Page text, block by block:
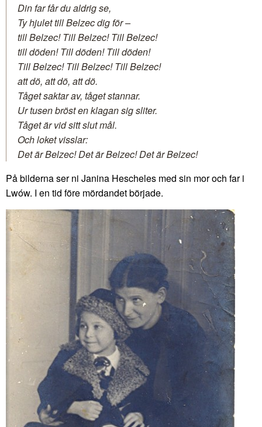
Din far får du aldrig se,
Ty hjulet till Belzec dig för –
till Belzec! Till Belzec! Till Belzec!
till döden! Till döden! Till döden!
Till Belzec! Till Belzec! Till Belzec!
att dö, att dö, att dö.
Tåget saktar av, tåget stannar.
Ur tusen bröst en klagan sig sliter.
Tåget är vid sitt slut mål.
Och loket visslar:
Det är Belzec! Det är Belzec! Det är Belzec!
På bilderna ser ni Janina Hescheles med sin mor och far i
Lwów. I en tid före mördandet började.